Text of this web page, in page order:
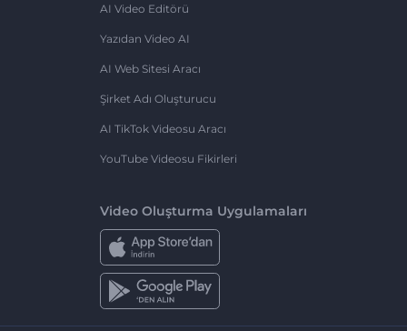
AI Video Editörü
Yazıdan Video AI
AI Web Sitesi Aracı
Şirket Adı Oluşturucu
AI TikTok Videosu Aracı
YouTube Videosu Fikirleri
Video Oluşturma Uygulamaları